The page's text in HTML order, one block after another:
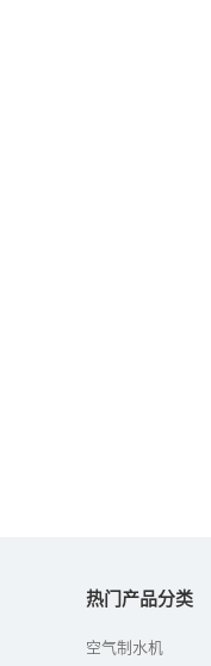
热门产品分类
空气制水机